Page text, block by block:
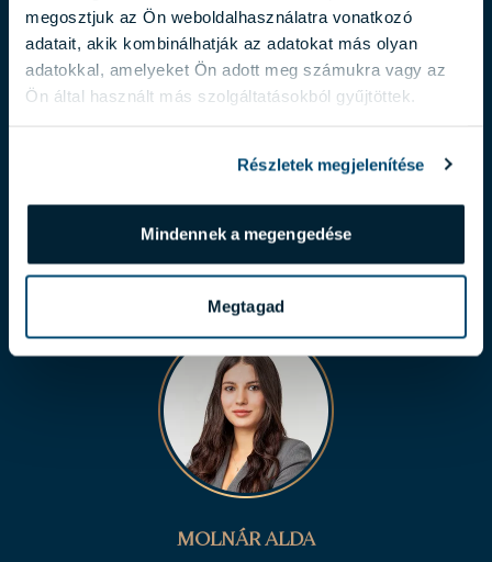
megosztjuk az Ön weboldalhasználatra vonatkozó
adatait, akik kombinálhatják az adatokat más olyan
adatokkal, amelyeket Ön adott meg számukra vagy az
Ön által használt más szolgáltatásokból gyűjtöttek.
Részletek megjelenítése
Mindennek a megengedése
Megtagad
balogh.laszlo@biggeorge.hu
+36 70 454 31 19
MOLNÁR ALDA